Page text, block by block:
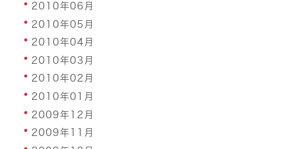
2010年06月
2010年05月
2010年04月
2010年03月
2010年02月
2010年01月
2009年12月
2009年11月